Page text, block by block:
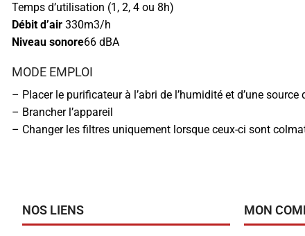
Temps d’utilisation (1, 2, 4 ou 8h)
Débit d’air 330m3/h
Niveau sonore66 dBA
MODE EMPLOI
– Placer le purificateur à l’abri de l’humidité et d’une
– Brancher l’appareil
– Changer les filtres uniquement lorsque ceux-ci sont
NOS LIENS MON